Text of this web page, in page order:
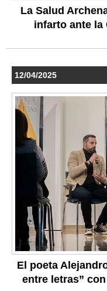
La Salud
infarto ante la
12/04/2025
El poeta
entre letras”